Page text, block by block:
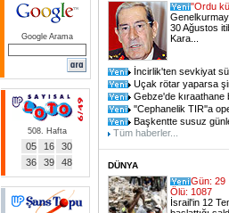
"Ordu
Genelkurmay
30 Ağustos
Kara...
İncirlik'ten sevkiyat
Uçak rötar yaparsa
Gebze'de kıraathane
''Cephanelik TIR''a
Başkentte susuz
Tüm haberler...
DÜNYA
Gün: 29
Ölü: 1087
İsrail'in 12
Google Arama
508. Hafta
05 16
30
36
39 48